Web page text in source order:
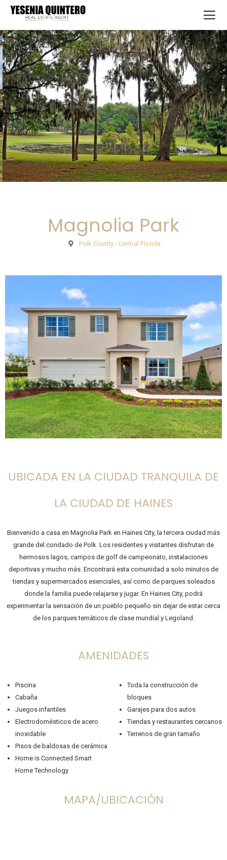
Magnolia Park
Polk County - Central Florida
UBICADA EN LA CIUDAD TRANQUILA DE
LA CIUDAD DE HAINES
Bienvenido a casa en Magnolia Park en Haines City, la tercera ciudad más
grande del condado de Polk. Los residentes y visitantes disfrutan de
hermosos lagos, campos de golf de campeonato, instalaciones
deportivas y mucho más. Encontrará esta comunidad a solo minutos de
tiendas y supermercados esenciales, así como de parques soleados
donde la familia puede relajarse y jugar. En Haines City, podrá
experimentar la sensación de un pueblo pequeño sin dejar de estar cerca
de los parques temáticos de clase mundial y Legoland.
AMENIDADES
Piscina
Cabaña
Juegos infantiles
Electrodomésticos de acero
inoxidable
Pisos de baldosas de cerámica
Home is Connected Smart
Home Technology
Toda la construcción de
bloques
Garajes para dos autos
Tiendas y restaurantes cercanos
Terrenos de gran tamaño
MAPA/UBICACIÓN